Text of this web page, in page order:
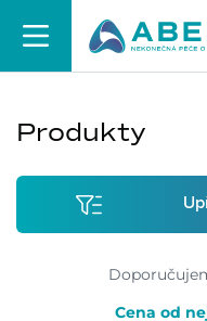
Produkty
Cena od